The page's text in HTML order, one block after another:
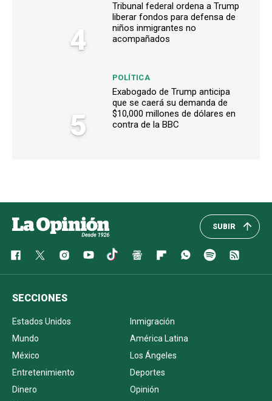
4
Tribunal federal ordena a Trump
liberar fondos para defensa de
niños inmigrantes no
acompañados
5
POLÍTICA
Exabogado de Trump anticipa
que se caerá su demanda de
$10,000 millones de dólares en
contra de la BBC
SUBIR
SECCIONES
Estados Unidos
Inmigración
Mundo
América Latina
México
Los Ángeles
Entretenimiento
Deportes
Dinero
Opinión